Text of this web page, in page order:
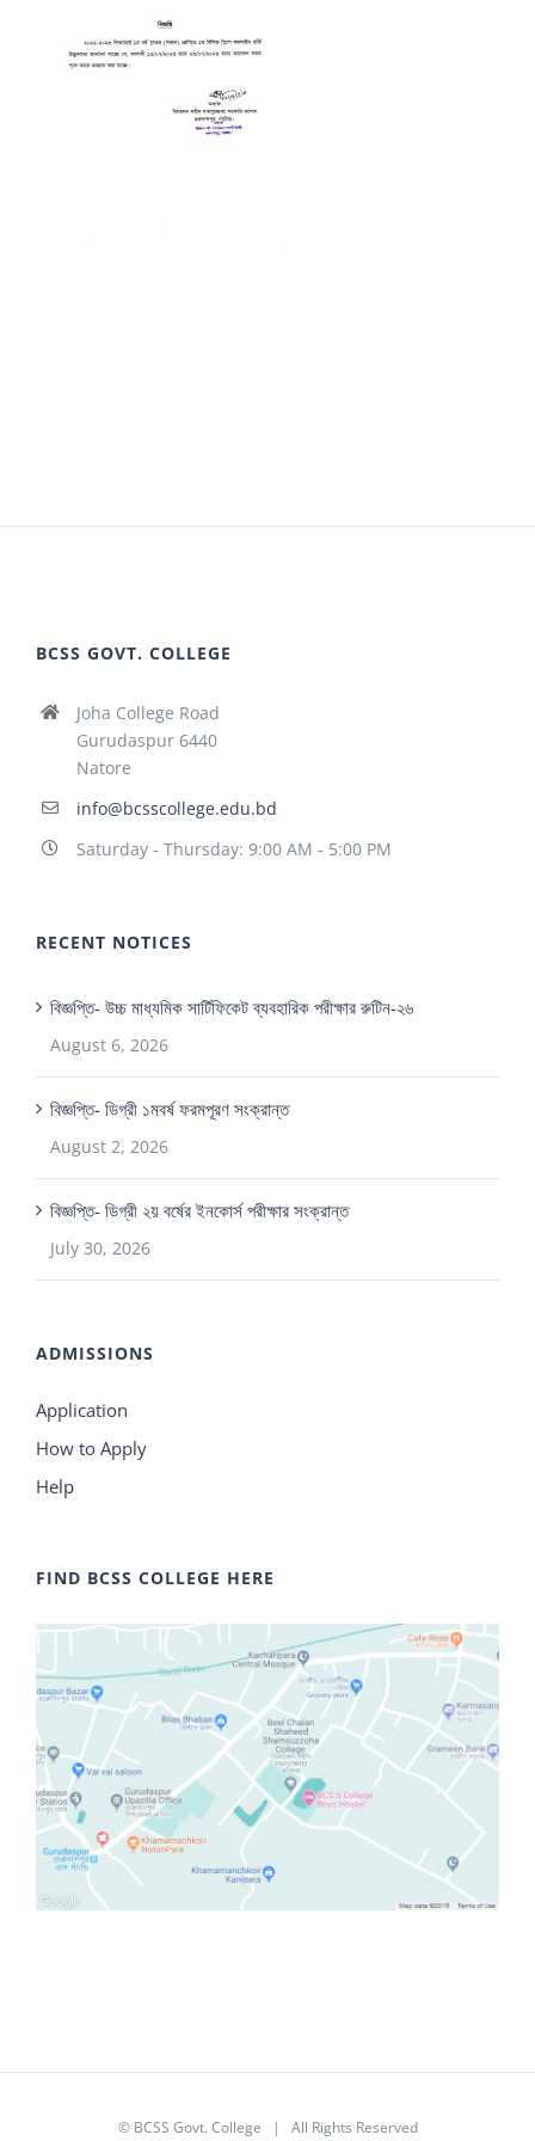
BCSS GOVT. COLLEGE
Joha College Road
Gurudaspur 6440
Natore
info@bcsscollege.edu.bd
Saturday - Thursday: 9:00 AM - 5:00 PM
RECENT NOTICES
বিজ্ঞপ্তি- উচ্চ মাধ্যমিক সার্টিফিকেট ব্যবহারিক পরীক্ষার রুটিন-২৬
August 6, 2026
বিজ্ঞপ্তি- ডিগ্রী ১মবর্ষ ফরমপূরণ সংক্রান্ত
August 2, 2026
বিজ্ঞপ্তি- ডিগ্রী ২য় বর্ষের ইনকোর্স পরীক্ষার সংক্রান্ত
July 30, 2026
ADMISSIONS
Application
How to Apply
Help
FIND BCSS COLLEGE HERE
© BCSS Govt. College | All Rights Reserved